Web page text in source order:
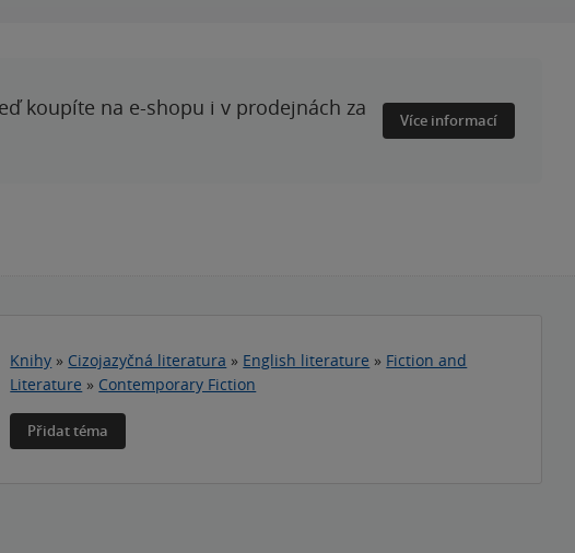
koupíte na e-shopu i v prodejnách za
Více informací
Knihy » Cizojazyčná literatura » English literature » Fiction and
Literature » Contemporary Fiction
Přidat téma